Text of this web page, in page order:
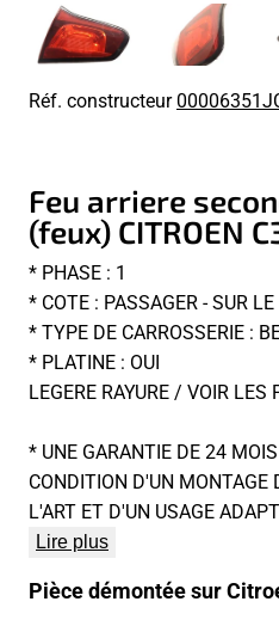
Réf. constructeur
Feu arriere
(feux) CITROEN
* PHASE : 1
* COTE : PASSAGER - SUR
* TYPE DE CARROSSERIE :
* PLATINE : OUI
LEGERE RAYURE / VOIR LES
* UNE GARANTIE DE 24
CONDITION D'UN MONTAGE
L'ART ET D'UN USAGE
Lire plus
Pièce démontée sur